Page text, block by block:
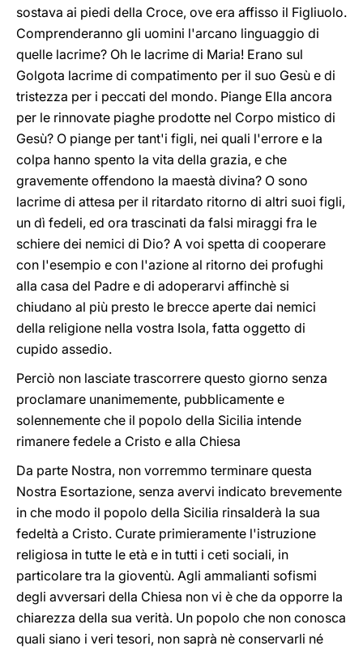
sostava ai piedi della Croce, ove era affisso il Figliuolo.
Comprenderanno gli uomini l'arcano linguaggio di
quelle lacrime? Oh le lacrime di Maria! Erano sul
Golgota lacrime di compatimento per il suo Gesù e di
tristezza per i peccati del mondo. Piange Ella ancora
per le rinnovate piaghe prodotte nel Corpo mistico di
Gesù? O piange per tant'i figli, nei quali l'errore e la
colpa hanno spento la vita della grazia, e che
gravemente offendono la maestà divina? O sono
lacrime di attesa per il ritardato ritorno di altri suoi figli,
un dì fedeli, ed ora trascinati da falsi miraggi fra le
schiere dei nemici di Dio? A voi spetta di cooperare
con l'esempio e con l'azione al ritorno dei profughi
alla casa del Padre e di adoperarvi affinchè si
chiudano al più presto le brecce aperte dai nemici
della religione nella vostra Isola, fatta oggetto di
cupido assedio.
Perciò non lasciate trascorrere questo giorno senza
proclamare unanimemente, pubblicamente e
solennemente che il popolo della Sicilia intende
rimanere fedele a Cristo e alla Chiesa
Da parte Nostra, non vorremmo terminare questa
Nostra Esortazione, senza avervi indicato brevemente
in che modo il popolo della Sicilia rinsalderà la sua
fedeltà a Cristo. Curate primieramente l'istruzione
religiosa in tutte le età e in tutti i ceti sociali, in
particolare tra la gioventù. Agli ammalianti sofismi
degli avversari della Chiesa non vi è che da opporre la
chiarezza della sua verità. Un popolo che non conosca
quali siano i veri tesori, non saprà nè conservarli né